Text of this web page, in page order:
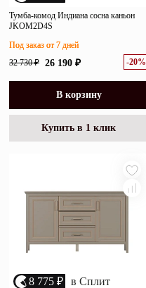
Тумба-комод Индиана сосна каньон
JKOM2D4S
32 730 ₽ 26 190 ₽ -20%
Под заказ от 7 дней
В корзину
Купить в 1 клик
8 775 ₽ в Сплит